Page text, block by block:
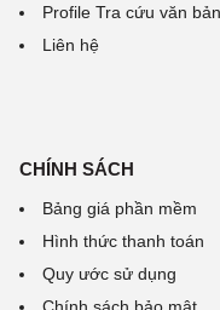
Profile Tra cứu văn bản
Liên hệ
CHÍNH SÁCH
Bảng giá phần mềm
Hình thức thanh toán
Quy ước sử dụng